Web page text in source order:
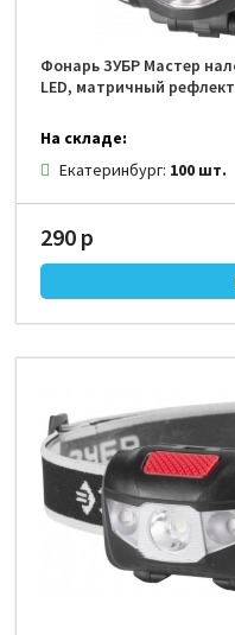
Фонарь ЗУБР Мастер
LED, матричный
На складе:
Екатеринбург: 100 шт.
290 р